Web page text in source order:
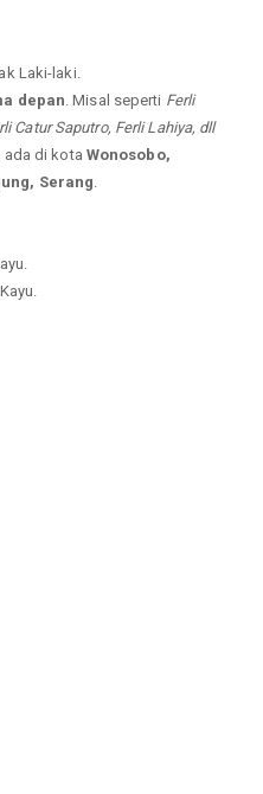
Laki-laki.
depan . Misal seperti Ferli
Catur Saputro, Ferli Lahiya, dll
ada di kota Wonosobo,
Serang